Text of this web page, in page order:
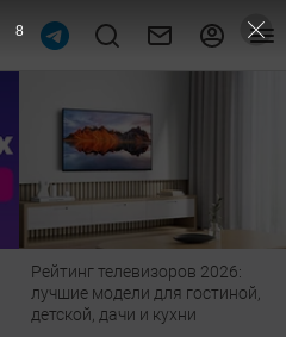
Лучшие смартфоны с
оптическим зумом: что купить
в 2026 году
6